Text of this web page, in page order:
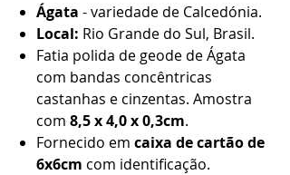
Ágata - variedade de Calcedónia.
Local: Rio Grande do Sul, Brasil.
Fatia polida de geode de Ágata
com bandas concêntricas
castanhas e cinzentas. Amostra
com 8,5 x 4,0 x 0,3cm.
Fornecido em caixa de cartão de
6x6cm com identificação.